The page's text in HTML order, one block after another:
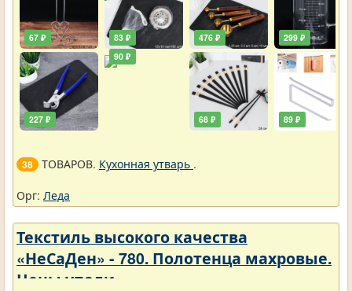
67 ₽
227 ₽
83 ₽
90 ₽
476 ₽
68 ₽
299 ₽
89 ₽
38 ТОВАРОВ. Кухонная утварь .
Орг: Леда
Текстиль высокого качества
«НеСаДен» - 780. Полотенца махровые.
Цены упали